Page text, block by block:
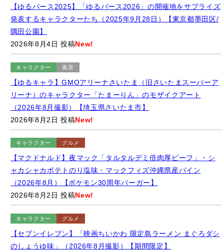
2026年8月4日 投稿New!
キャラクター
【ゆるキャラ】GMOアリーナさいたま（旧さいたまスーパーア
リーナ）のキャラクター「たまーりん」のモザイクアート
（2026年8月撮影）【埼玉県さいたま市】
2026年8月2日 投稿New!
キャラクター グルメ
【マクドナルド】夜マック「タルタルデミ倍肉厚ビーフ」・シ
ャカシャカポテトのり塩味・マックフィズ沖縄県産パイン
（2026年8月）【ポケモン30周年バーガー】
2026年8月2日 投稿New!
キャラクター グルメ
【セブンイレブン】「映画ちいかわ 限定島ラーメン まぐろダシ
のしょうゆ味」（2026年8月撮影）【期間限定】
2026年8月1日 投稿
キャラクター イベント